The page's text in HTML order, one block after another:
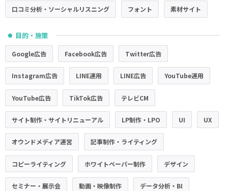
口コミ分析・ソーシャルリスニング フォント 素材サイト
● 目的・施策
Google広告 Facebook広告 Twitter広告
Instagram広告 LINE運用 LINE広告 YouTube運用
YouTube広告 TikTok広告 テレビCM
サイト制作・サイトリニューアル LP制作・LPO UI UX
オウンドメディア運営 記事制作・ライティング
コピーライティング ホワイトペーパー制作 デザイン
セミナー・展示会 動画・映像制作 データ分析・BI